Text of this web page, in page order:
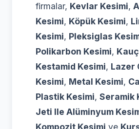
firmalar, Kevlar Kesimi,
Kesimi, Köpük Kesimi,
Kesimi, Pleksiglas
Polikarbon Kesimi,
Kestamid Kesimi, Lazer
Kesimi, Metal Kesimi,
Plastik Kesimi, Seramik
Jeti Ile Alüminyum
Kompozit Kesimi ve